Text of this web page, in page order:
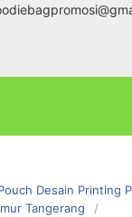
Desain Printing
Tangerang